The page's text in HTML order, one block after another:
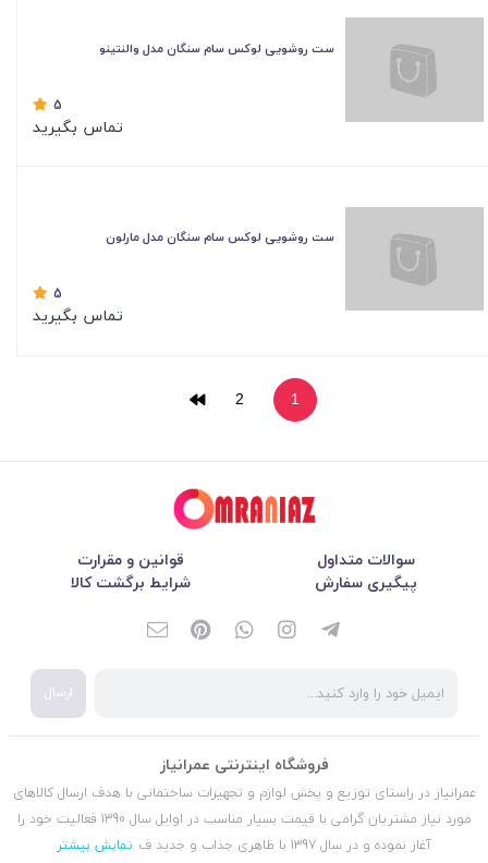
ست روشویی لوکس سام سنگان مدل والنتینو
5
تماس بگیرید
ست روشویی لوکس سام سنگان مدل مارلون
5
تماس بگیرید
1
2
سوالات متداول
قوانین و مقرارت
پیگیری سفارش
شرایط برگشت کالا
ارسال
فروشگاه اینترنتی عمرانیاز
عمرانیاز در راستای توزیع و پخش لوازم و تجهیزات ساختمانی با هدف ارسال کالاهای
مورد نیاز مشتریان گرامی با قیمت بسیار مناسب در اوایل سال 1390 فعالیت خود را
آغاز نموده و در سال 1397 با ظاهری جذاب و جدید ف
نمایش بیشتر